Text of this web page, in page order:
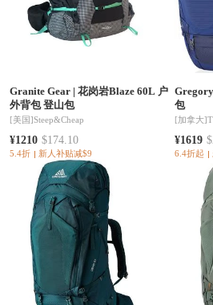
Granite Gear| 花岗岩Blaze 60L 户
外背包 登山包
[美国]Steep&Cheap
¥1210 $174.10
5.4折 新人补贴减$9
Gregory
包
[加拿大]
¥1619
6.4折起